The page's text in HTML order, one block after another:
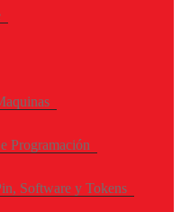
Programación
Software y Tokens